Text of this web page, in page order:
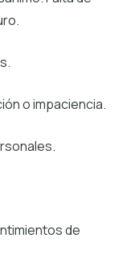
o impaciencia.
de